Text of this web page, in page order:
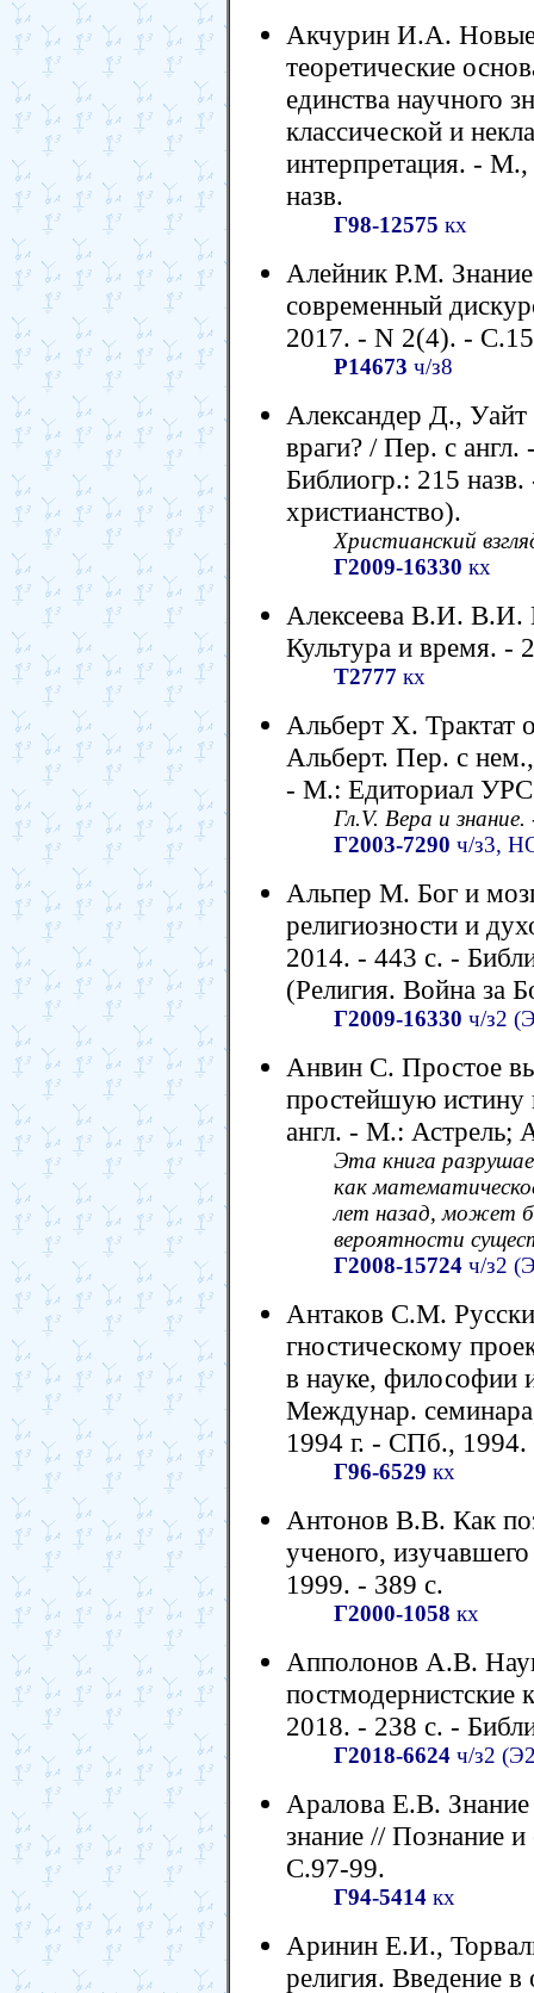
Акчурин И.А. Новые
теоретические
единства научного
классической и
интерпретация. -
назв.
Г98-12575 кх
Алейник Р.М. Знание
современный
2017. - N 2(4). -
Р14673 ч/з8
Александер Д., Уайт
враги? / Пер. с
Библиогр.: 215
христианство).
Христианский
Г2009-16330 кх
Алексеева В.И. В.И.
Культура и время. -
Т2777 кх
Альберт Х. Трактат
Альберт. Пер. с
- М.: Едиториал
Гл.V. Вера и
Г2003-7290 ч/з3,
Альпер М. Бог и
религиозности и
2014. - 443 с. -
(Религия. Война за
Г2009-16330 ч/з2
Анвин С. Простое
простейшую истину
англ. - М.: Астрель;
Эта книга
как
лет назад, может
вероятности
Г2008-15724 ч/з2
Антаков С.М.
гностическому
в науке, философии
Междунар.
1994 г. - СПб.,
Г96-6529 кх
Антонов В.В. Как
ученого,
1999. - 389 с.
Г2000-1058 кх
Апполонов А.В.
2018. - 238 с. -
Г2018-6624 ч/з2
Аралова Е.В.
знание // Познание
С.97-99.
Г94-5414 кх
Аринин Е.И.,
религия. Введение